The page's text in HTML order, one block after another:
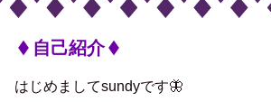
自己紹介
はじめましてsundyです🦋